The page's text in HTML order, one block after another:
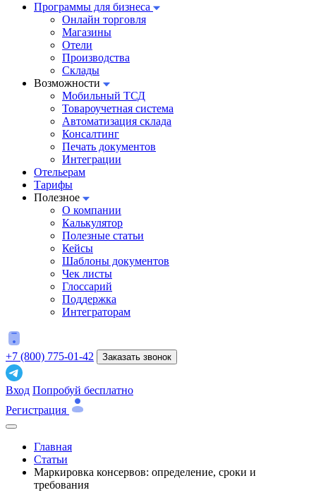
Программы для бизнеса
Онлайн торговля
Магазины
Отели
Производства
Склады
Возможности
Мобильный ТСД
Товароучетная система
Автоматизация склада
Консалтинг
Печать документов
Интеграции
Отельерам
Тарифы
Полезное
О компании
Калькулятор
Полезные статьи
Кейсы
Шаблоны документов
Чек листы
Глоссарий
Поддержка
Интеграторам
+7 (800) 775-01-42 Заказать звонок
Вход Попробуй бесплатно
Регистрация
Главная
Статьи
Маркировка консервов: определение, сроки и
требования